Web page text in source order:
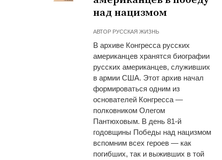
над нацизмом
АВТОР РУССКАЯ ЖИЗНЬ
В архиве Конгресса русских
американцев хранятся биографии
русских американцев, служивших
в армии США. Этот архив начал
формироваться одним из
основателей Конгресса —
полковником Олегом
Пантюховым. В день 81-й
годовщины Победы над нацизмом
вспомним всех героев — как
погибших, так и выживших в той